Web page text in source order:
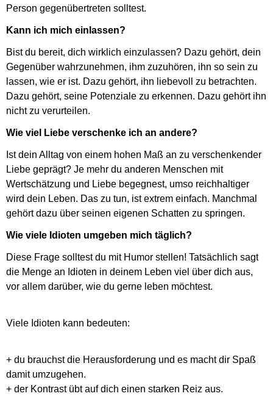
Person gegenübertreten solltest.
Kann ich mich einlassen?
Bist du bereit, dich wirklich einzulassen? Dazu gehört, dein
Gegenüber wahrzunehmen, ihm zuzuhören, ihn so sein zu
lassen, wie er ist. Dazu gehört, ihn liebevoll zu betrachten.
Dazu gehört, seine Potenziale zu erkennen. Dazu gehört ihn
nicht zu verurteilen.
Wie viel Liebe verschenke ich an andere?
Ist dein Alltag von einem hohen Maß an zu verschenkender
Liebe geprägt? Je mehr du anderen Menschen mit
Wertschätzung und Liebe begegnest, umso reichhaltiger
wird dein Leben. Das zu tun, ist extrem einfach. Manchmal
gehört dazu über seinen eigenen Schatten zu springen.
Wie viele Idioten umgeben mich täglich?
Diese Frage solltest du mit Humor stellen! Tatsächlich sagt
die Menge an Idioten in deinem Leben viel über dich aus,
vor allem darüber, wie du gerne leben möchtest.
Viele Idioten kann bedeuten:
+ du brauchst die Herausforderung und es macht dir Spaß
damit umzugehen.
+ der Kontrast übt auf dich einen starken Reiz aus.